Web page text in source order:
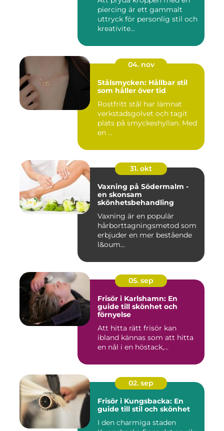
piercing är ett gammalt
uttryck för personlig stil och
kreativite...
04. nov
Stålsmycken: Hållbar stil
som håller över tid
Rostfritt stål har lämnat
verkstadsgolvet och tagit
plats på smyckeshyllan. Med
en ...
31. okt
Vaxning på Södermalm -
en skonsam
skönhetsbehandling
Vaxning är en populär
hårborttagningsmetod som
erbjuder en mer bestående
l&oum...
05. sep
Frisör i Karlshamn: En
guide till skönhet och
förnyelse
Att hitta rätt frisör kan
ibland kännas som att hitta
en nål i en höstack,...
02. sep
Frisör i Kungsbacka: En
guide till stil och skönhet
I den charmiga staden